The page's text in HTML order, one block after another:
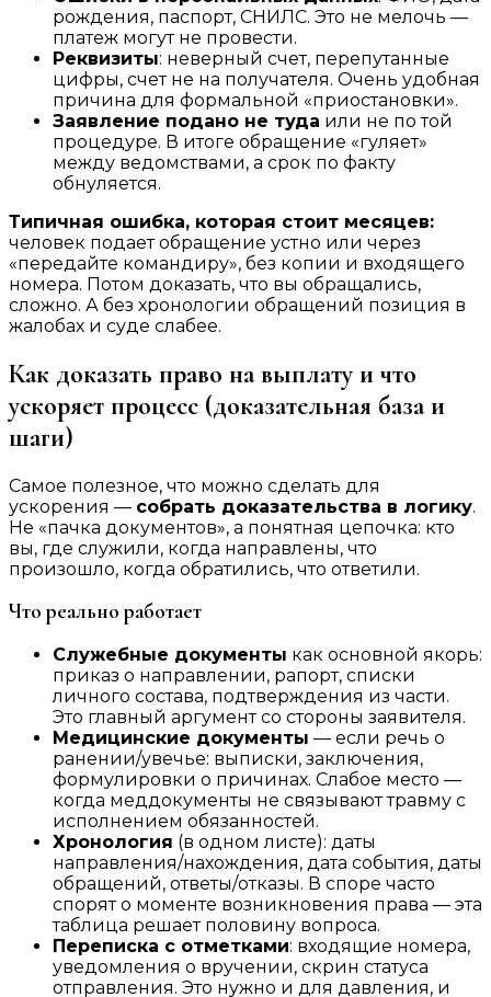
рождения, паспорт, СНИЛС. Это не мелочь —
платеж могут не провести.
Реквизиты: неверный счет, перепутанные
цифры, счет не на получателя. Очень удобная
причина для формальной «приостановки».
Заявление подано не туда или не по той
процедуре. В итоге обращение «гуляет»
между ведомствами, а срок по факту
обнуляется.
Типичная ошибка, которая стоит месяцев:
человек подает обращение устно или через
«передайте командиру», без копии и входящего
номера. Потом доказать, что вы обращались,
сложно. А без хронологии обращений позиция в
жалобах и суде слабее.
Как доказать право на выплату и что
ускоряет процесс (доказательная база и
шаги)
Самое полезное, что можно сделать для
ускорения — собрать доказательства в логику.
Не «пачка документов», а понятная цепочка: кто
вы, где служили, когда направлены, что
произошло, когда обратились, что ответили.
Что реально работает
Служебные документы как основной якорь:
приказ о направлении, рапорт, списки
личного состава, подтверждения из части.
Это главный аргумент со стороны заявителя.
Медицинские документы — если речь о
ранении/увечье: выписки, заключения,
формулировки о причинах. Слабое место —
когда меддокументы не связывают травму с
исполнением обязанностей.
Хронология (в одном листе): даты
направления/нахождения, дата события, даты
обращений, ответы/отказы. В споре часто
спорят о моменте возникновения права — эта
таблица решает половину вопроса.
Переписка с отметками: входящие номера,
уведомления о вручении, скрин статуса
отправления. Это нужно и для давления, и